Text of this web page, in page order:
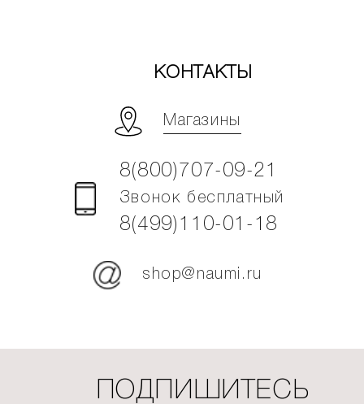
КОНТАКТЫ
Магазины
8(800)707-09-21
Звонок бесплатный
8(499)110-01-18
shop@naumi.ru
ПОДПИШИТЕСЬ